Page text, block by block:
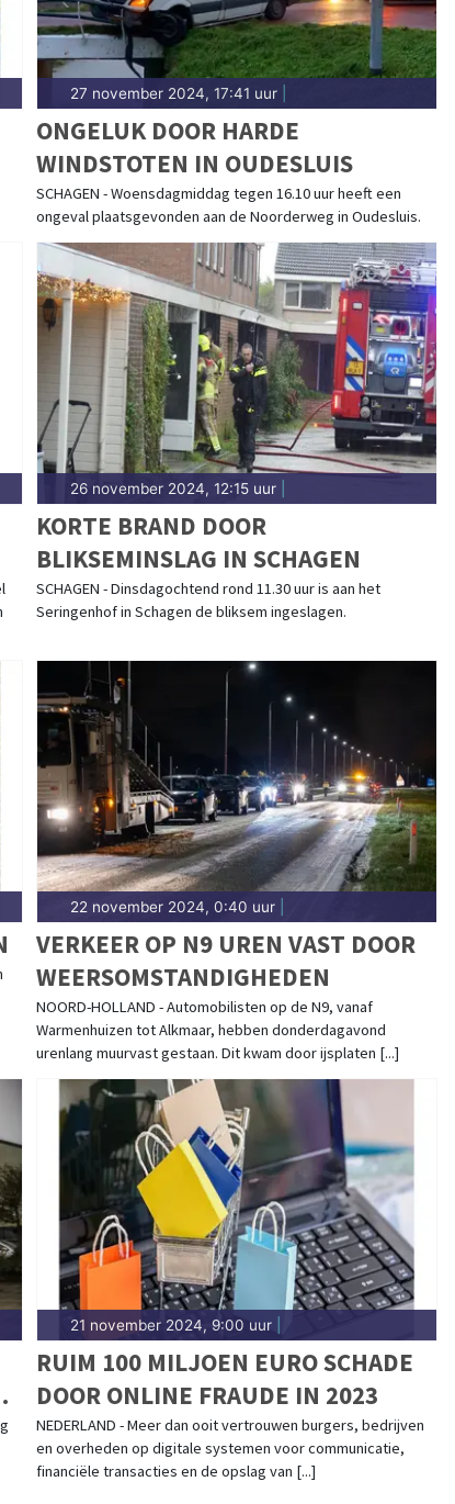
27 november 2024, 17:41 uur|
ONGELUK DOOR HARDE
WINDSTOTEN IN OUDESLUIS
SCHAGEN - Woensdagmiddag tegen 16.10 uur heeft een
ongeval plaatsgevonden aan de Noorderweg in Oudesluis.
26 november 2024, 12:15 uur|
KORTE BRAND DOOR
BLIKSEMINSLAG IN SCHAGEN
SCHAGEN - Dinsdagochtend rond 11.30 uur is aan het
Seringenhof in Schagen de bliksem ingeslagen.
22 november 2024, 0:40 uur|
VERKEER OP N9 UREN VAST DOOR
WEERSOMSTANDIGHEDEN
NOORD-HOLLAND - Automobilisten op de N9, vanaf
Warmenhuizen tot Alkmaar, hebben donderdagavond
urenlang muurvast gestaan. Dit kwam door ijsplaten [...]
21 november 2024, 9:00 uur|
RUIM 100 MILJOEN EURO SCHADE
DOOR ONLINE FRAUDE IN 2023
NEDERLAND - Meer dan ooit vertrouwen burgers, bedrijven
en overheden op digitale systemen voor communicatie,
financiële transacties en de opslag van [...]